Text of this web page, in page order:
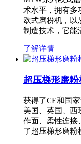
术水平，拥有多
欧式磨粉机，以
制造技术，它
了解详情
超压梯形磨粉
获得了CE和国
美国、英国、西
作面、柔性连接
了超压梯形磨